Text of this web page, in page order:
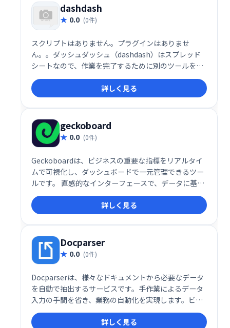
dashdash
0.0 (0件)
スクリプトはありません。プラグインはありませ
ん。。ダッシュダッシュ（dashdash）はスプレッド
シートなので、作業を完了するために別のツールを使
用する方法を学ぶ必要はありません。
詳しく見る
geckoboard
0.0 (0件)
Geckoboardは、ビジネスの重要な指標をリアルタイ
ムで可視化し、ダッシュボードで一元管理できるツー
ルです。 直感的なインターフェースで、データに基づ
いた迅速な意思決定を支援します。様々なデータソー
スに対応し、チーム全体での情報共有を促進。ビジネ
スの成長を加速させるために最適なソリューションで
す。
詳しく見る
Docparser
0.0 (0件)
Docparserは、様々なドキュメントから必要なデータ
を自動で抽出するサービスです。手作業によるデータ
入力の手間を省き、業務の自動化を実現します。ビジ
ネスの効率化を図り、生産性を向上させたい企業に最
適です。
詳しく見る